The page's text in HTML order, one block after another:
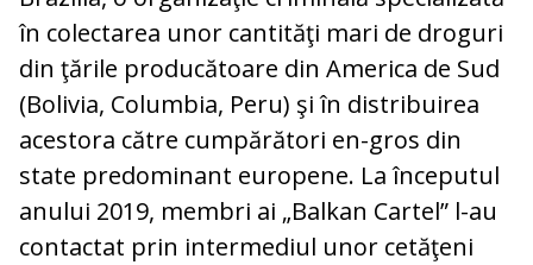
în colectarea unor cantităţi mari de droguri
din ţările producătoare din America de Sud
(Bolivia, Columbia, Peru) şi în distribuirea
acestora către cumpărători en-gros din
state predominant europene. La începutul
anului 2019, membri ai „Balkan Cartel” l-au
contactat prin intermediul unor cetăţeni